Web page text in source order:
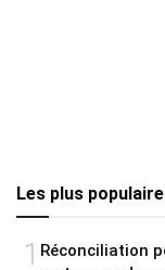
Les plus
1 Réconciliation